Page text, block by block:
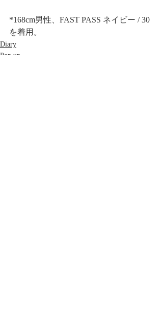
*168cm男性、FAST PASS ネイビー / 30
を着用。
Diary
Pop up